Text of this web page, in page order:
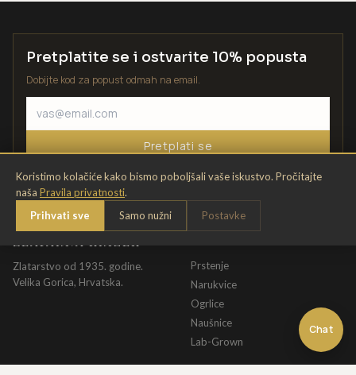
Chat
Koristimo kolačiće kako bismo poboljšali vaše iskustvo. Pročitajte
naša Pravila privatnosti.
Prihvati sve
Samo nužni Postavke
Pretplatite se i ostvarite 10% popusta
Dobijte kod za popust odmah na email.
Pretplati se
Zlatarstvo od 1935. godine.
Velika Gorica, Hrvatska.
Prstenje
Narukvice
Ogrlice
Naušnice
Lab-Grown